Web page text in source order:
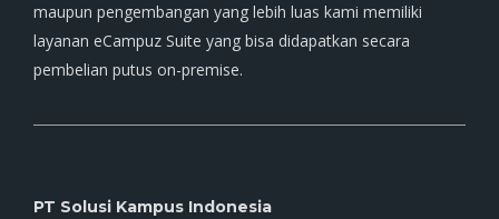
maupun pengembangan yang lebih luas kami memiliki
layanan eCampuz Suite yang bisa didapatkan secara
pembelian putus on-premise.
PT Solusi Kampus Indonesia